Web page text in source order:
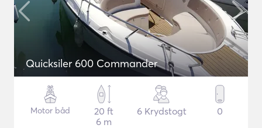
Quicksiler 600 Commander
Motor båd
20 ft
6 m
6 Krydstogt 0